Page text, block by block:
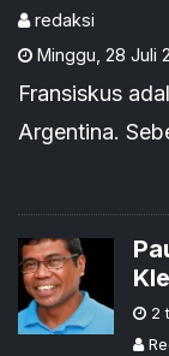
Makan
redaksi
Minggu 28 Juli
Fransiskus
Argentina.
Uskup Agung
seorang tokoh
tampil
sangat dicintai
2